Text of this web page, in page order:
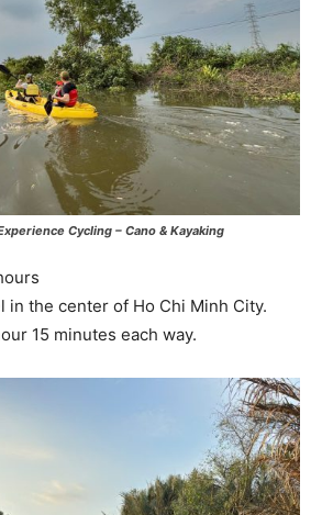
Cycling – Cano & Kayaking
in the center of Ho Chi Minh City.
15 minutes each way.